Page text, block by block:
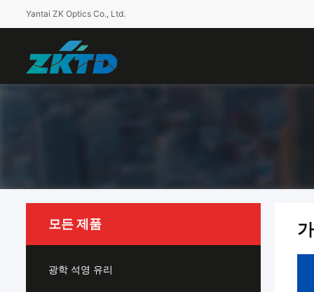
Yantai ZK Optics Co., Ltd.
모든 제품
광학 석영 유리